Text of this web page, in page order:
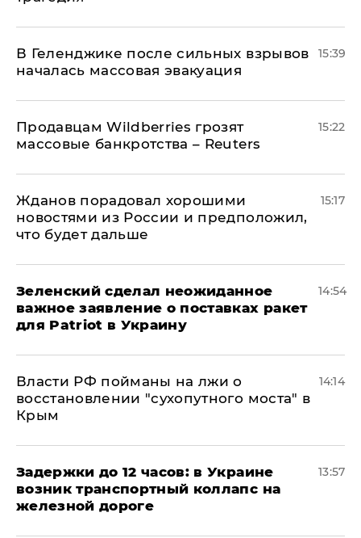
В Геленджике после сильных взрывов
началась массовая эвакуация
15:39
Продавцам Wildberries грозят
массовые банкротства – Reuters
15:22
Жданов порадовал хорошими
новостями из России и предположил,
что будет дальше
15:17
Зеленский сделал неожиданное
важное заявление о поставках ракет
для Patriot в Украину
14:54
Власти РФ пойманы на лжи о
восстановлении "сухопутного моста" в
Крым
14:14
Задержки до 12 часов: в Украине
возник транспортный коллапс на
железной дороге
13:57